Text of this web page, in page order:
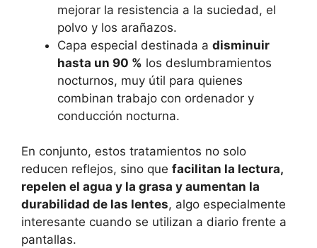
mejorar la resistencia a la suciedad, el
polvo y los arañazos.
Capa especial destinada a disminuir
hasta un 90 % los deslumbramientos
nocturnos, muy útil para quienes
combinan trabajo con ordenador y
conducción nocturna.
En conjunto, estos tratamientos no solo
reducen reflejos, sino que facilitan la lectura,
repelen el agua y la grasa y aumentan la
durabilidad de las lentes, algo especialmente
interesante cuando se utilizan a diario frente a
pantallas.